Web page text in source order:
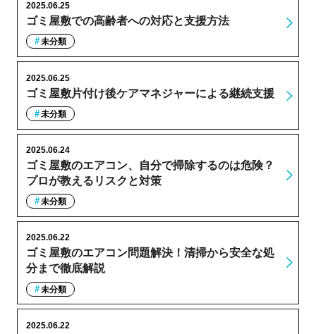
ゴミ屋敷での高齢者への対応と支援方法
2025.06.25
未分類
ゴミ屋敷片付け後ケアマネジャーによる継続支援
2025.06.25
未分類
ゴミ屋敷のエアコン、自分で掃除するのは危険？
プロが教えるリスクと対策
2025.06.24
未分類
ゴミ屋敷のエアコン問題解決！清掃から安全な処
分まで徹底解説
2025.06.22
未分類
2025.06.22